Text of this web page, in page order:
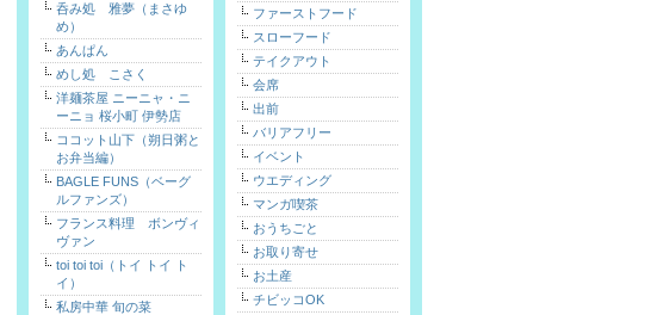
呑み処 雅夢（まさゆ
め）
あんぱん
めし処 こさく
洋麺茶屋 ニーニャ・ニ
ーニョ 桜小町 伊勢店
ココット山下（朔日粥と
お弁当編）
BAGLE FUNS（ベーグ
ルファンズ）
フランス料理 ボンヴィ
ヴァン
toi toi toi（トイ トイ ト
イ）
私房中華 旬の菜
ファーストフード
スローフード
テイクアウト
会席
出前
バリアフリー
イベント
ウエディング
マンガ喫茶
おうちごと
お取り寄せ
お土産
チビッコOK